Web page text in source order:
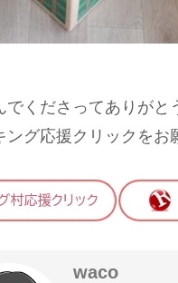
くださってありがと
ング応援クリックをお
waco